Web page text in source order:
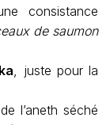
consistance
de saumon
, juste pour la
l’aneth séché